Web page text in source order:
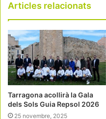
Articles relacionats
Tarragona acollirà la Gala
dels Sols Guia Repsol 2026
25 novembre, 2025